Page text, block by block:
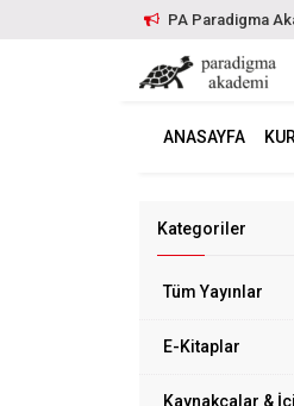
PA Paradigma
ANASAYFA
Kategoriler
Tüm Yayınlar
E-Kitaplar
Kaynakçalar &